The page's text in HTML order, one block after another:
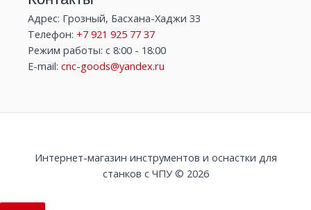
Адрес: Грозный, Басхана-Хаджи 33
Телефон: +7 921 925 77 37
Режим работы: с 8:00 - 18:00
E-mail: cnc-goods@yandex.ru
Интернет-магазин инструментов и оснастки для
станков с ЧПУ © 2026